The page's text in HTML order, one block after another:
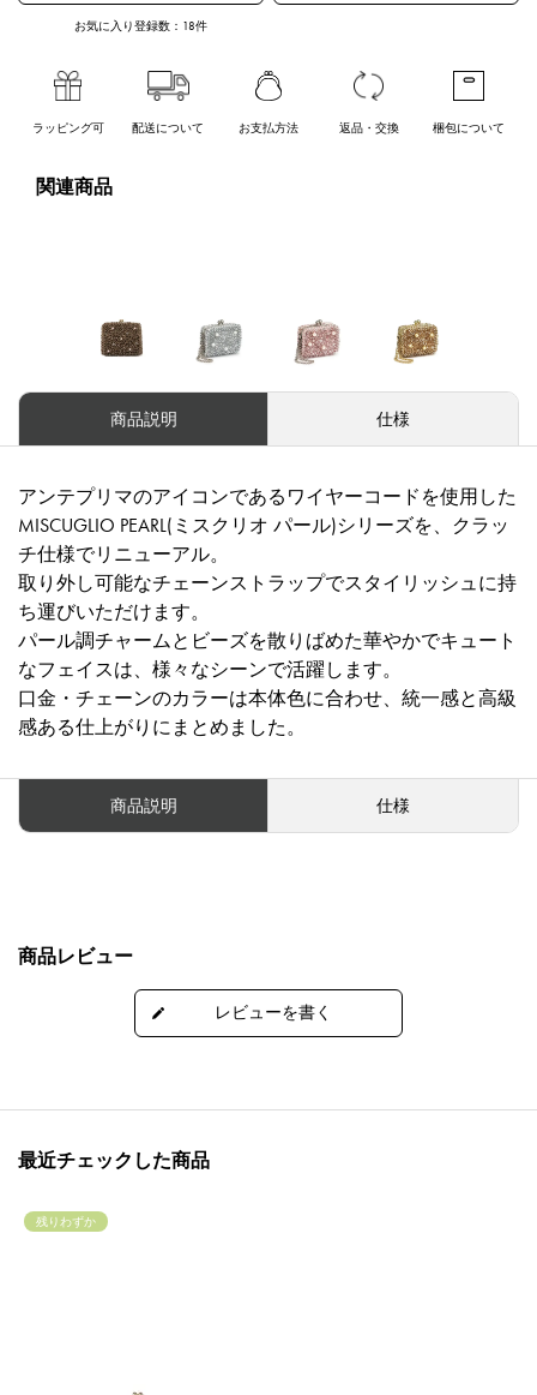
お気に入り登録数： 18件
ラッピング可 配送について お支払方法 返品・交換 梱包について
関連商品
商品説明 仕様
アンテプリマのアイコンであるワイヤーコードを使用した
MISCUGLIO PEARL(ミスクリオ パール)シリーズを、クラッ
チ仕様でリニューアル。
取り外し可能なチェーンストラップでスタイリッシュに持
ち運びいただけます。
パール調チャームとビーズを散りばめた華やかでキュート
なフェイスは、様々なシーンで活躍します。
口金・チェーンのカラーは本体色に合わせ、統一感と高級
感ある仕上がりにまとめました。
商品説明 仕様
商品レビュー
最近チェックした商品
残りわずか